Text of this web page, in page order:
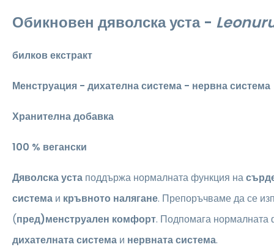
Обикновен дяволска уста -
билков екстракт
Менструация - дихателна система - нервна система
Хранителна добавка
100 % вегански
Дяволска уста поддържа нормалната функция на
система и кръвното налягане. Препоръчваме да се
(пред)менструален комфорт. Подпомага нормалната
дихателната система и нервната система.